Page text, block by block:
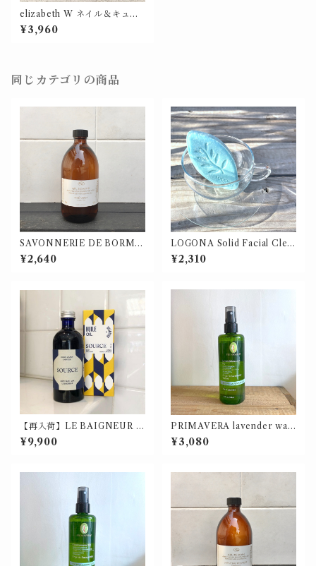
elizabeth W ネイル＆キュー
ティクルオイル【価格改定】
¥3,960
同じカテゴリの商品
SAVONNERIE DE BORME
S シャワージェル 500ml
¥2,640
LOGONA Solid Facial Clea
nser / ロゴナ ソリッド フェイ
シャルクレンザー アロエヴェ
¥2,310
【再入荷】LE BAIGNEUR /
ル・ベヌール ナチュラルオイ
ル100ml【価格改定】
¥9,900
PRIMAVERA lavender wat
er bio / ラベンダーウォータ
ー bio (化粧水) 100ml
¥3,080